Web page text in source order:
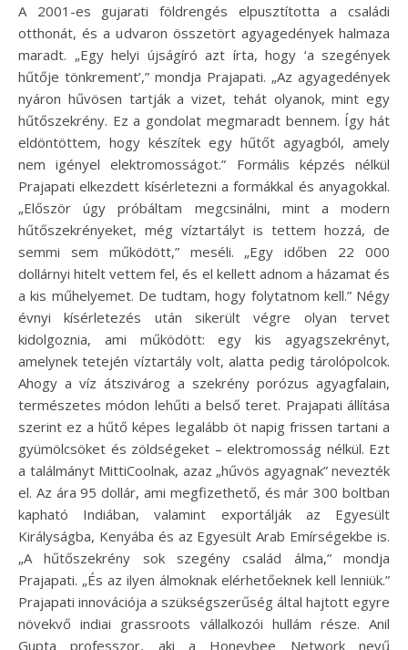
A 2001-es gujarati földrengés elpusztította a családi
otthonát, és a udvaron összetört agyagedények halmaza
maradt. „Egy helyi újságíró azt írta, hogy ‘a szegények
hűtője tönkrement’,” mondja Prajapati. „Az agyagedények
nyáron hűvösen tartják a vizet, tehát olyanok, mint egy
hűtőszekrény. Ez a gondolat megmaradt bennem. Így hát
eldöntöttem, hogy készítek egy hűtőt agyagból, amely
nem igényel elektromosságot.” Formális képzés nélkül
Prajapati elkezdett kísérletezni a formákkal és anyagokkal.
„Először úgy próbáltam megcsinálni, mint a modern
hűtőszekrényeket, még víztartályt is tettem hozzá, de
semmi sem működött,” meséli. „Egy időben 22 000
dollárnyi hitelt vettem fel, és el kellett adnom a házamat és
a kis műhelyemet. De tudtam, hogy folytatnom kell.” Négy
évnyi kísérletezés után sikerült végre olyan tervet
kidolgoznia, ami működött: egy kis agyagszekrényt,
amelynek tetején víztartály volt, alatta pedig tárolópolcok.
Ahogy a víz átszivárog a szekrény porózus agyagfalain,
természetes módon lehűti a belső teret. Prajapati állítása
szerint ez a hűtő képes legalább öt napig frissen tartani a
gyümölcsöket és zöldségeket – elektromosság nélkül. Ezt
a találmányt MittiCoolnak, azaz „hűvös agyagnak” nevezték
el. Az ára 95 dollár, ami megfizethető, és már 300 boltban
kapható Indiában, valamint exportálják az Egyesült
Királyságba, Kenyába és az Egyesült Arab Emírségekbe is.
„A hűtőszekrény sok szegény család álma,” mondja
Prajapati. „És az ilyen álmoknak elérhetőeknek kell lenniük.”
Prajapati innovációja a szükségszerűség által hajtott egyre
növekvő indiai grassroots vállalkozói hullám része. Anil
Gupta professzor, aki a Honeybee Network nevű